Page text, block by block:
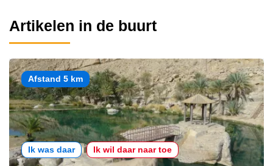
Artikelen in de buurt
Afstand 5 km
Ik was daar Ik wil daar naar toe